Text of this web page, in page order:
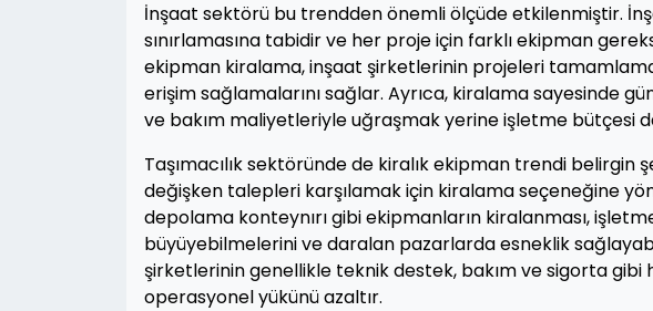
İnşaat sektörü bu trendden önemli ölçüde etkilenmiştir.
sınırlamasına tabidir ve her proje için farklı ekipman
ekipman kiralama, inşaat şirketlerinin projeleri
erişim sağlamalarını sağlar. Ayrıca, kiralama sayesinde
ve bakım maliyetleriyle uğraşmak yerine işletme bütçesi
Taşımacılık sektöründe de kiralık ekipman trendi belirgin
değişken talepleri karşılamak için kiralama seçeneğine
depolama konteynırı gibi ekipmanların kiralanması,
büyüyebilmelerini ve daralan pazarlarda esneklik
şirketlerinin genellikle teknik destek, bakım ve sigorta
operasyonel yükünü azaltır.